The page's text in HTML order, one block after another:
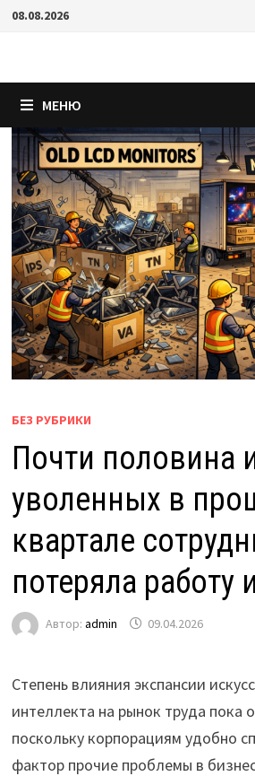
Перейти
08.08.2026
МЕНЮ
БЕЗ РУБРИКИ
Почти половина
уволенных в
квартале
потеряла работу
Автор: admin 09.04.2026
Степень влияния экспансии
интеллекта на рынок труда пока
поскольку корпорациям удобно
фактор прочие проблемы в